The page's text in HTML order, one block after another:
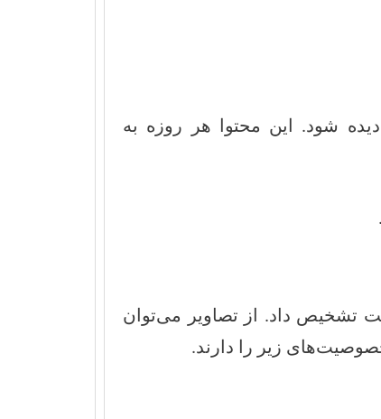
شود. این محتوا هر روزه به
تشخیص داد. از تصاویر می‌توان
زیر را دارند.